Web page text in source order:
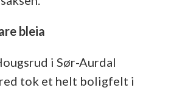
bleia
i Sør-Aurdal
tok et helt boligfelt i